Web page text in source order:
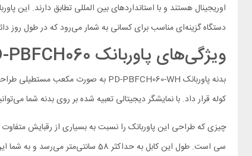
دستگاه گزینه‌ای مناسب برای کسانی به شمار می‌رود که در طول روز
ویژگی‌های پاوربانک Porodo PD-PBFCH060
کوله قرار داد. با نمایشگر دیجیتالی تعبیه شده بر روی بدنه شما
چیزی که طراحی این پاوربانک را نسبت به بسیاری از رقبایش